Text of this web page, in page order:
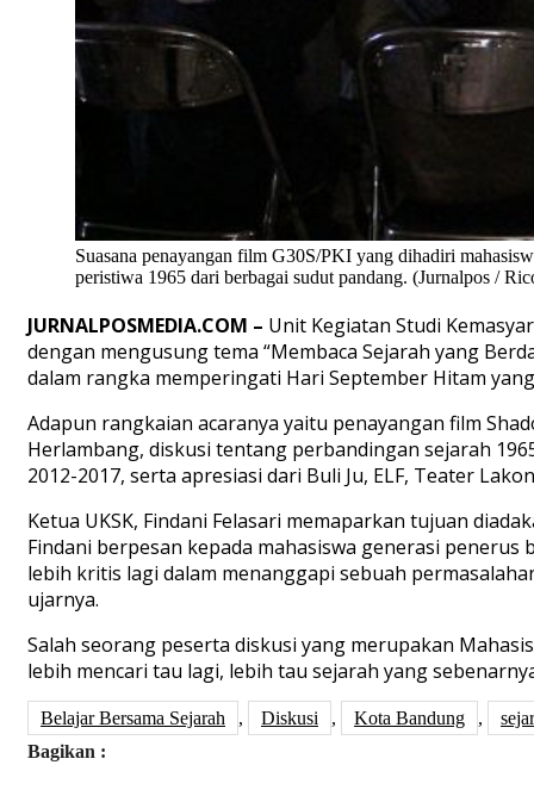
Suasana penayangan film G30S/PKI yang dihadiri
peristiwa 1965 dari berbagai sudut pandang. (Jurnalpos /
JURNALPOSMEDIA.COM – Unit Kegiatan Studi
dengan mengusung tema “Membaca Sejarah yang
dalam rangka memperingati Hari September Hitam
Adapun rangkaian acaranya yaitu penayangan film
Herlambang, diskusi tentang perbandingan sejarah
2012-2017, serta apresiasi dari Buli Ju, ELF, Teater
Ketua UKSK, Findani Felasari memaparkan tujuan
Findani berpesan kepada mahasiswa generasi
lebih kritis lagi dalam menanggapi sebuah
ujarnya.
Salah seorang peserta diskusi yang merupakan
lebih mencari tau lagi, lebih tau sejarah yang
Belajar Bersama Sejarah , Diskusi , Kota Bandung ,
Bagikan :